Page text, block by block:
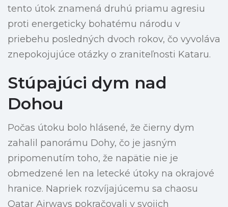
tento útok znamená druhú priamu agresiu
proti energeticky bohatému národu v
priebehu posledných dvoch rokov, čo vyvoláva
znepokojujúce otázky o zraniteľnosti Kataru.
Stúpajúci dym nad
Dohou
Počas útoku bolo hlásené, že čierny dym
zahalil panorámu Dohy, čo je jasným
pripomenutím toho, že napätie nie je
obmedzené len na letecké útoky na okrajové
hranice. Napriek rozvíjajúcemu sa chaosu
Qatar Airways pokračovali v svojich